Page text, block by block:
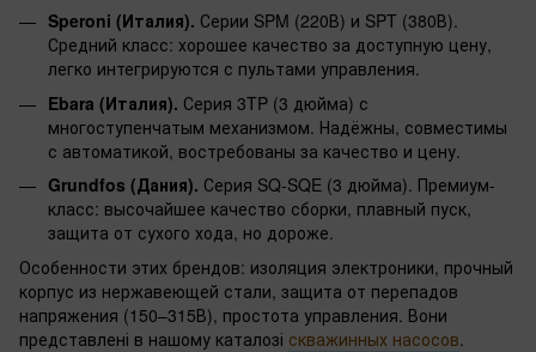
Speroni (Италия). Серии SPM (220В) и SPT (380В).
Средний класс: хорошее качество за доступную цену,
легко интегрируются с пультами управления.
Ebara (Италия). Серия 3TP (3 дюйма) с
многоступенчатым механизмом. Надёжны, совместимы
с автоматикой, востребованы за качество и цену.
Grundfos (Дания). Серия SQ-SQE (3 дюйма). Премиум-
класс: высочайшее качество сборки, плавный пуск,
защита от сухого хода, но дороже.
Особенности этих брендов: изоляция электроники, прочный
корпус из нержавеющей стали, защита от перепадов
напряжения (150–315В), простота управления. Вони
представлені в нашому каталозі скважинных насосов.